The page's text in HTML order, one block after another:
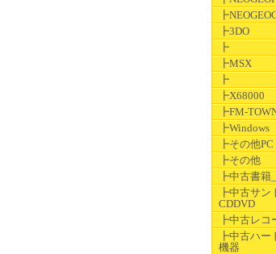
┣3DO
┣
┣MSX
┣
┣X68000
┣FM-
┣Windows
┣その他PC
┣その他
┣中古書籍
┣中古サン
CDDVD
┣中古レコ
┣中古ハー
機器